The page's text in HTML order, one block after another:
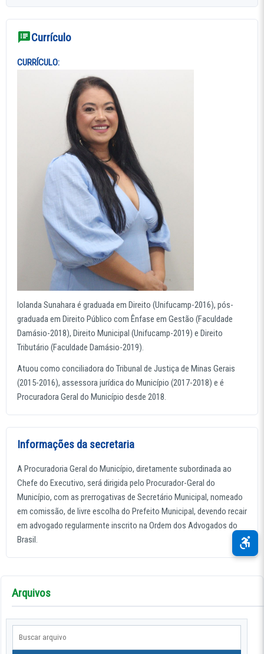
Currículo
CURRÍCULO:
Iolanda Sunahara é graduada em Direito (Unifucamp-2016), pós-
graduada em Direito Público com Ênfase em Gestão (Faculdade
Damásio-2018), Direito Municipal (Unifucamp-2019) e Direito
Tributário (Faculdade Damásio-2019).
Atuou como conciliadora do Tribunal de Justiça de Minas Gerais
(2015-2016), assessora jurídica do Município (2017-2018) e é
Procuradora Geral do Município desde 2018.
Informações da secretaria
A Procuradoria Geral do Município, diretamente subordinada ao
Chefe do Executivo, será dirigida pelo Procurador-Geral do
Município, com as prerrogativas de Secretário Municipal, nomeado
em comissão, de livre escolha do Prefeito Municipal, devendo recair
em advogado regularmente inscrito na Ordem dos Advogados do
Brasil.
Arquivos